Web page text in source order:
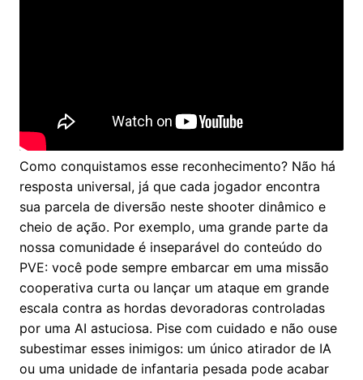
Como conquistamos esse reconhecimento? Não há
resposta universal, já que cada jogador encontra
sua parcela de diversão neste shooter dinâmico e
cheio de ação. Por exemplo, uma grande parte da
nossa comunidade é inseparável do conteúdo do
PVE: você pode sempre embarcar em uma missão
cooperativa curta ou lançar um ataque em grande
escala contra as hordas devoradoras controladas
por uma AI astuciosa. Pise com cuidado e não ouse
subestimar esses inimigos: um único atirador de IA
ou uma unidade de infantaria pesada pode acabar